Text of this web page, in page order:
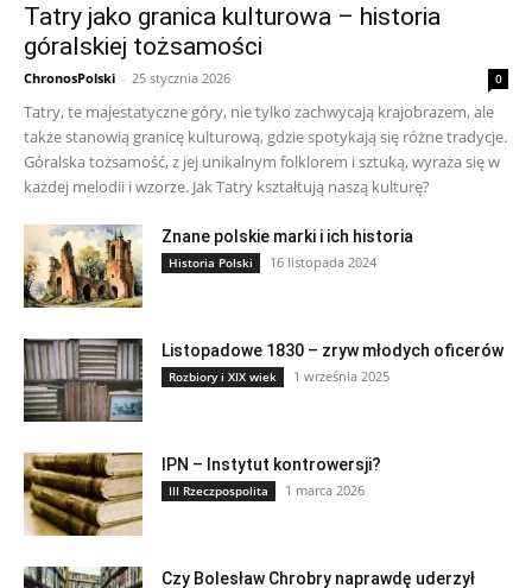
Tatry jako granica kulturowa – historia
góralskiej tożsamości
ChronosPolski - 25 stycznia 2026 0
Tatry, te majestatyczne góry, nie tylko zachwycają krajobrazem, ale
także stanowią granicę kulturową, gdzie spotykają się różne tradycje.
Góralska tożsamość, z jej unikalnym folklorem i sztuką, wyraża się w
każdej melodii i wzorze. Jak Tatry kształtują naszą kulturę?
Znane polskie marki i ich historia
Historia Polski 16 listopada 2024
Listopadowe 1830 – zryw młodych oficerów
Rozbiory i XIX wiek 1 września 2025
IPN – Instytut kontrowersji?
III Rzeczpospolita 1 marca 2026
Czy Bolesław Chrobry naprawdę uderzył